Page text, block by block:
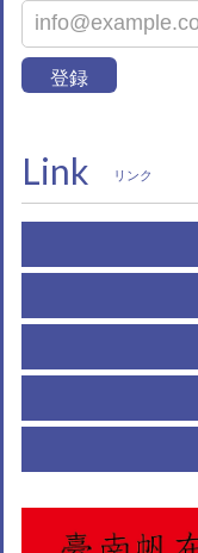
登録
Link リンク